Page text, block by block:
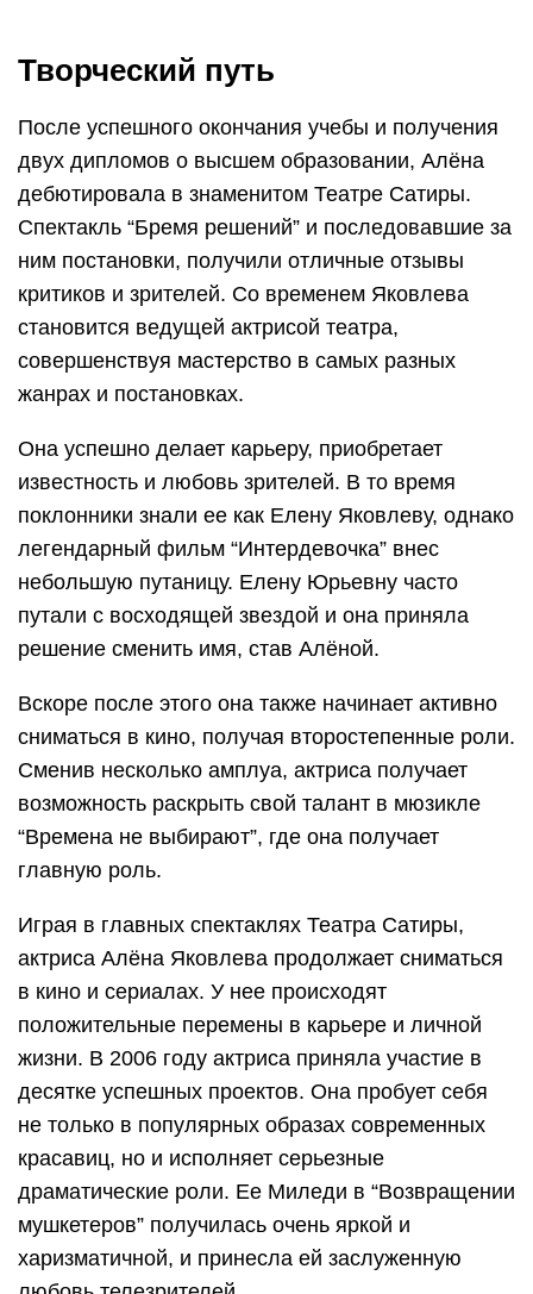
Творческий путь
После успешного окончания учебы и получения
двух дипломов о высшем образовании, Алёна
дебютировала в знаменитом Театре Сатиры.
Спектакль “Бремя решений” и последовавшие за
ним постановки, получили отличные отзывы
критиков и зрителей. Со временем Яковлева
становится ведущей актрисой театра,
совершенствуя мастерство в самых разных
жанрах и постановках.
Она успешно делает карьеру, приобретает
известность и любовь зрителей. В то время
поклонники знали ее как Елену Яковлеву, однако
легендарный фильм “Интердевочка” внес
небольшую путаницу. Елену Юрьевну часто
путали с восходящей звездой и она приняла
решение сменить имя, став Алёной.
Вскоре после этого она также начинает активно
сниматься в кино, получая второстепенные роли.
Сменив несколько амплуа, актриса получает
возможность раскрыть свой талант в мюзикле
“Времена не выбирают”, где она получает
главную роль.
Играя в главных спектаклях Театра Сатиры,
актриса Алёна Яковлева продолжает сниматься
в кино и сериалах. У нее происходят
положительные перемены в карьере и личной
жизни. В 2006 году актриса приняла участие в
десятке успешных проектов. Она пробует себя
не только в популярных образах современных
красавиц, но и исполняет серьезные
драматические роли. Ее Миледи в “Возвращении
мушкетеров” получилась очень яркой и
харизматичной, и принесла ей заслуженную